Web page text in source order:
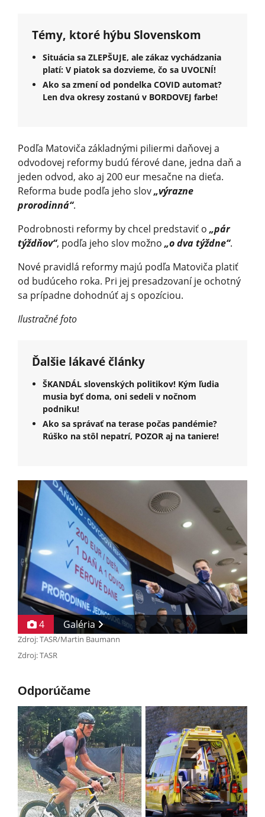
Témy, ktoré hýbu Slovenskom
Situácia sa ZLEPŠUJE, ale zákaz vychádzania
platí: V piatok sa dozvieme, čo sa UVOĽNÍ!
Ako sa zmení od pondelka COVID automat?
Len dva okresy zostanú v BORDOVEJ farbe!
Podľa Matoviča základnými piliermi daňovej a
odvodovej reformy budú férové dane, jedna daň a
jeden odvod, ako aj 200 eur mesačne na dieťa.
Reforma bude podľa jeho slov„výrazne
prorodinná“.
Podrobnosti reformy by chcel predstaviť o „pár
týždňov“, podľa jeho slov možno „o dva týždne“.
Nové pravidlá reformy majú podľa Matoviča platiť
od budúceho roka. Pri jej presadzovaní je ochotný
sa prípadne dohodnúť aj s opozíciou.
Ilustračné foto
Ďalšie lákavé články
ŠKANDÁL slovenských politikov! Kým ľudia
musia byť doma, oni sedeli v nočnom
podniku!
Ako sa správať na terase počas pandémie?
Rúško na stôl nepatrí, POZOR aj na taniere!
4 Galéria
Zdroj: TASR/Martin Baumann
Zdroj: TASR
Odporúčame